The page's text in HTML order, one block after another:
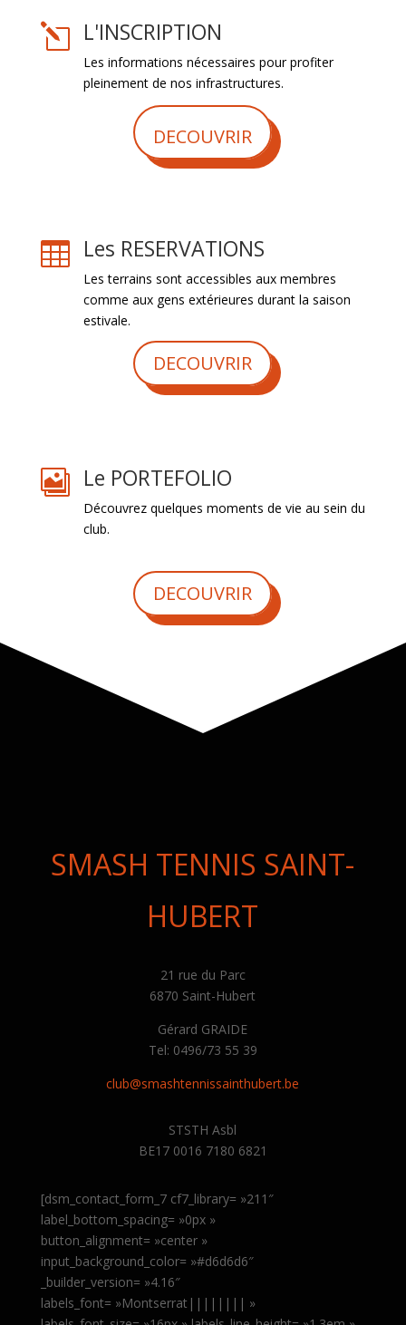
l L'INSCRIPTION
Les informations nécessaires pour profiter
pleinement de nos infrastructures.
DECOUVRIR
 Les RESERVATIONS
Les terrains sont accessibles aux membres
comme aux gens extérieures durant la saison
estivale.
DECOUVRIR
 Le PORTEFOLIO
Découvrez quelques moments de vie au sein du
club.
DECOUVRIR
SMASH TENNIS SAINT-
HUBERT
21 rue du Parc
6870 Saint-Hubert
Gérard GRAIDE
Tel: 0496/73 55 39
club@smashtennissainthubert.be
STSTH Asbl
BE17 0016 7180 6821
[dsm_contact_form_7 cf7_library= »211″
label_bottom_spacing= »0px »
button_alignment= »center »
input_background_color= »#d6d6d6″
_builder_version= »4.16″
labels_font= »Montserrat|||||||| »